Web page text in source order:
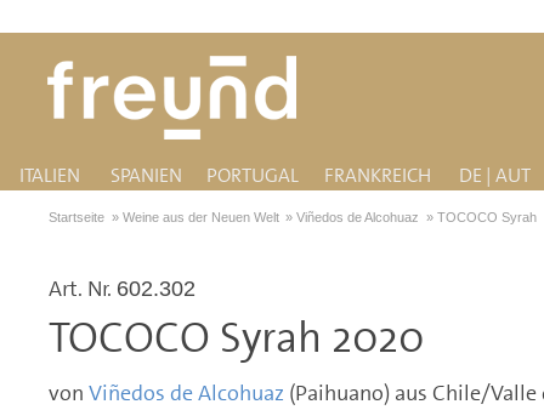
ITALIEN SPANIEN PORTUGAL FRANKREICH DE | AUT
Startseite » Weine aus der Neuen Welt »Viñedos de Alcohuaz »TOCOCO Syrah
Art. Nr. 602.302
TOCOCO Syrah 2020
von Viñedos de Alcohuaz (Paihuano) aus Chile/Valle